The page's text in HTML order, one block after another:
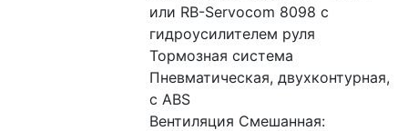
или RB-Servocom 8098 с
гидроусилителем руля
Тормозная система
Пневматическая, двухконтурная,
с ABS
Вентиляция Смешанная: